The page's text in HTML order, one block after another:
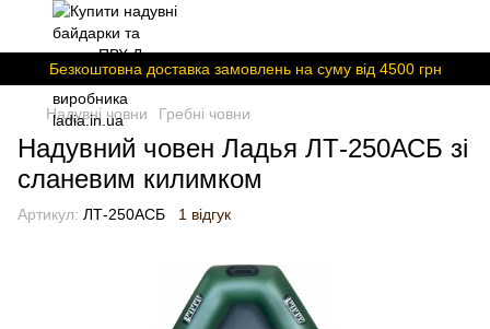
Безкоштовна доставка замовлень на суму вiд 4500 грн
Надувні човни Гребні човни
Надувний човен Ладья ЛТ-250АСБ зі
сланевим килимком
Артикул: ЛТ-250АСБ 1 відгук